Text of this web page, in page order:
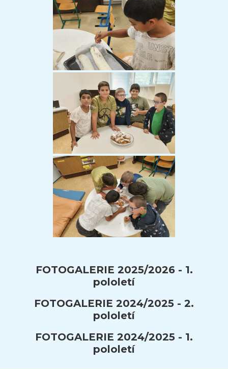
FOTOGALERIE 2025/2026 - 1.
pololetí
FOTOGALERIE 2024/2025 - 2.
pololetí
FOTOGALERIE 2024/2025 - 1.
pololetí